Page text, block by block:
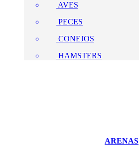
AVES
PECES
CONEJOS
HAMSTERS
ARENAS